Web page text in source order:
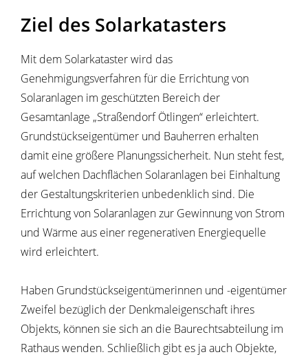
Ziel des Solarkatasters
Mit dem Solarkataster wird das
Genehmigungsverfahren für die Errichtung von
Solaranlagen im geschützten Bereich der
Gesamtanlage „Straßendorf Ötlingen“ erleichtert.
Grundstückseigentümer und Bauherren erhalten
damit eine größere Planungssicherheit. Nun steht fest,
auf welchen Dachflächen Solaranlagen bei Einhaltung
der Gestaltungskriterien unbedenklich sind. Die
Errichtung von Solaranlagen zur Gewinnung von Strom
und Wärme aus einer regenerativen Energiequelle
wird erleichtert.
Haben Grundstückseigentümerinnen und -eigentümer
Zweifel bezüglich der Denkmaleigenschaft ihres
Objekts, können sie sich an die Baurechtsabteilung im
Rathaus wenden. Schließlich gibt es ja auch Objekte,